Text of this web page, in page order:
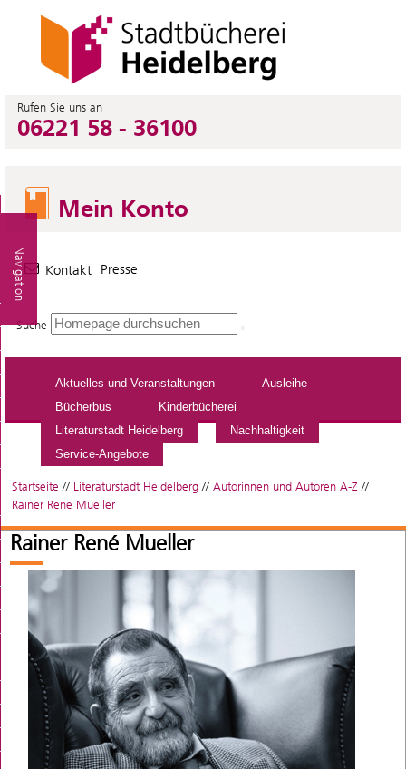
Rufen Sie uns an
06221 58 - 36100
Mein Konto
Kontakt Presse
Suche
Aktuelles und Veranstaltungen
Ausleihe
Bücherbus
Kinderbücherei
Literaturstadt Heidelberg
Nachhaltigkeit
Service-Angebote
Startseite // Literaturstadt Heidelberg // Autorinnen und Autoren A-Z //
Rainer Rene Mueller
Navigation
Rainer René Mueller